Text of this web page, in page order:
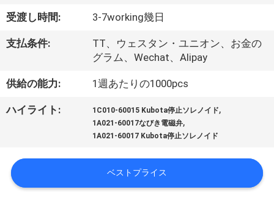
い
て
工
場
品
受渡し時間: 3-7working幾日
支払条件:
TT、ウェスタン・ユニオン、お金の
グラム、Wechat、Alipay
供給の能力: 1週あたりの1000pcs
ハイライト: 1C010-60015 Kubota停止ソレノイド,
1A021-60017なびき電磁弁,
1A021-60017 Kubota停止ソレノイド
ベストプライス